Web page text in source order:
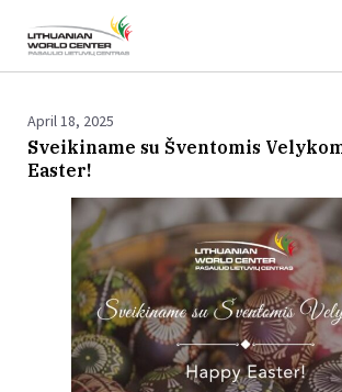
April 18, 2025
Sveikiname su Šventomis
Easter!